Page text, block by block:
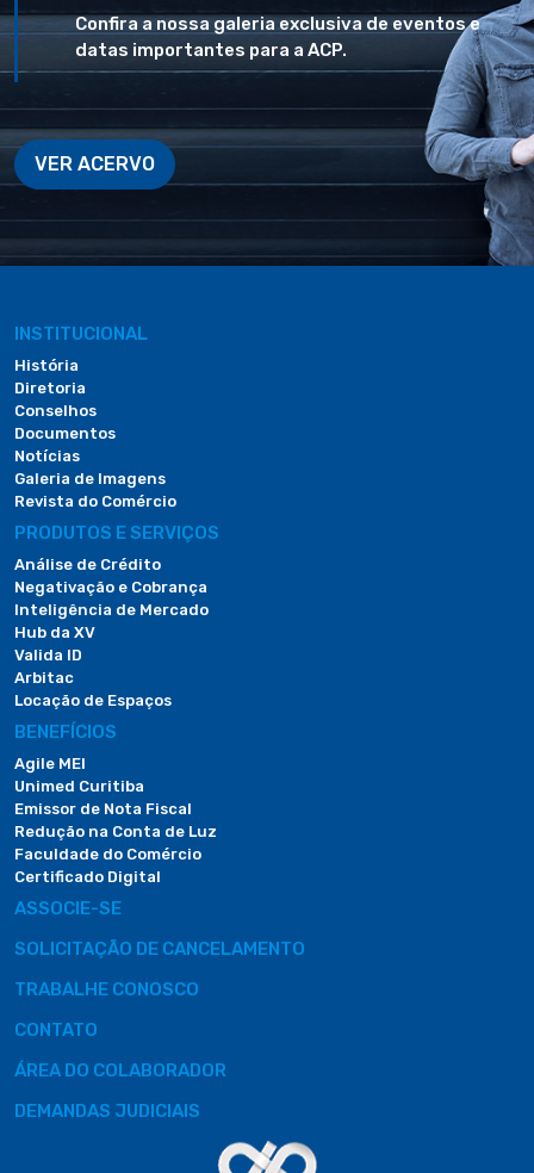
Confira a nossa galeria exclusiva de eventos e
datas importantes para a ACP.
VER ACERVO
INSTITUCIONAL
História
Diretoria
Conselhos
Documentos
Notícias
Galeria de Imagens
Revista do Comércio
PRODUTOS E SERVIÇOS
Análise de Crédito
Negativação e Cobrança
Inteligência de Mercado
Hub da XV
Valida ID
Arbitac
Locação de Espaços
BENEFÍCIOS
Agile MEI
Unimed Curitiba
Emissor de Nota Fiscal
Redução na Conta de Luz
Faculdade do Comércio
Certificado Digital
ASSOCIE-SE
SOLICITAÇÃO DE CANCELAMENTO
TRABALHE CONOSCO
CONTATO
ÁREA DO COLABORADOR
DEMANDAS JUDICIAIS